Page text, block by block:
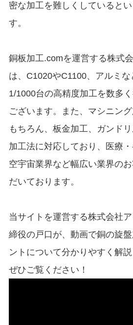
密な加工を難しくしていると
す。
銅板加工.comを運営する株式
は、C1020やC1100、アルミ
1/1000台の高精度加工を数多
ございます。また、マシニン
もちろん、板金加工、ガンド
加工法に対応しており、医療
空宇宙業界など幅広い業界の
だいております。
当サイトを運営する株式会社
締役の戸口が、動画で銅の旋
ントについて分かりやすく解説
ぜひご覧ください！